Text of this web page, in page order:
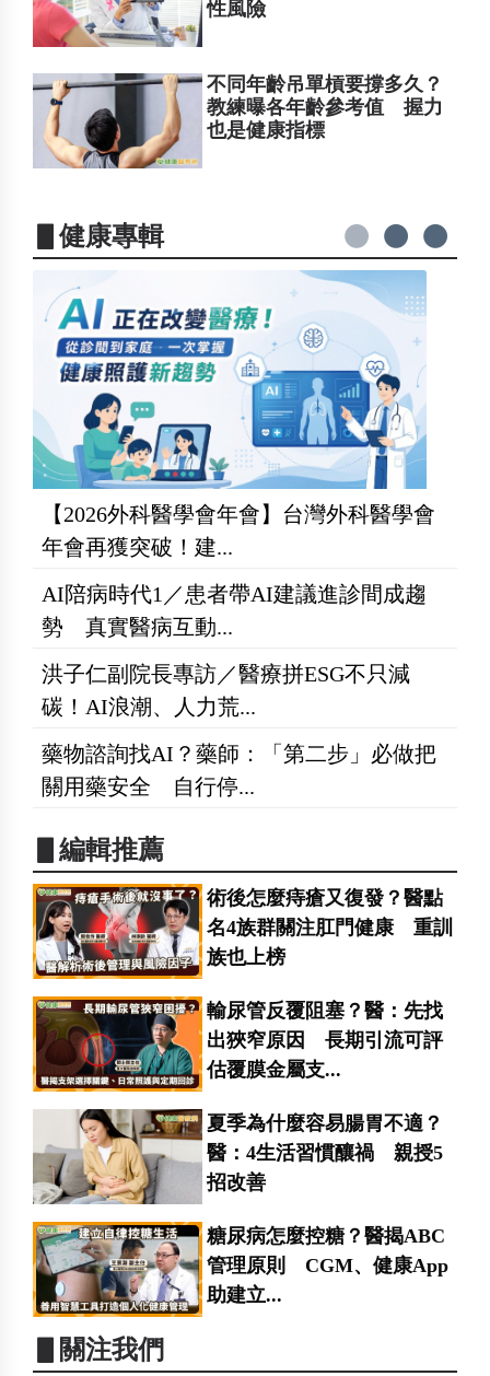
性風險
不同年齡吊單槓要撐多久？
教練曝各年齡參考值 握力
也是健康指標
▋健康專輯
【2026外科醫學會年會】台灣外科醫學會
年會再獲突破！建...
AI陪病時代1／患者帶AI建議進診間成趨
勢 真實醫病互動...
洪子仁副院長專訪／醫療拼ESG不只減
碳！AI浪潮、人力荒...
藥物諮詢找AI？藥師：「第二步」必做把
關用藥安全 自行停...
▋編輯推薦
術後怎麼痔瘡又復發？醫點
名4族群關注肛門健康 重訓
族也上榜
輸尿管反覆阻塞？醫：先找
出狹窄原因 長期引流可評
估覆膜金屬支...
夏季為什麼容易腸胃不適？
醫：4生活習慣釀禍 親授5
招改善
糖尿病怎麼控糖？醫揭ABC
管理原則 CGM、健康App
助建立...
▋關注我們